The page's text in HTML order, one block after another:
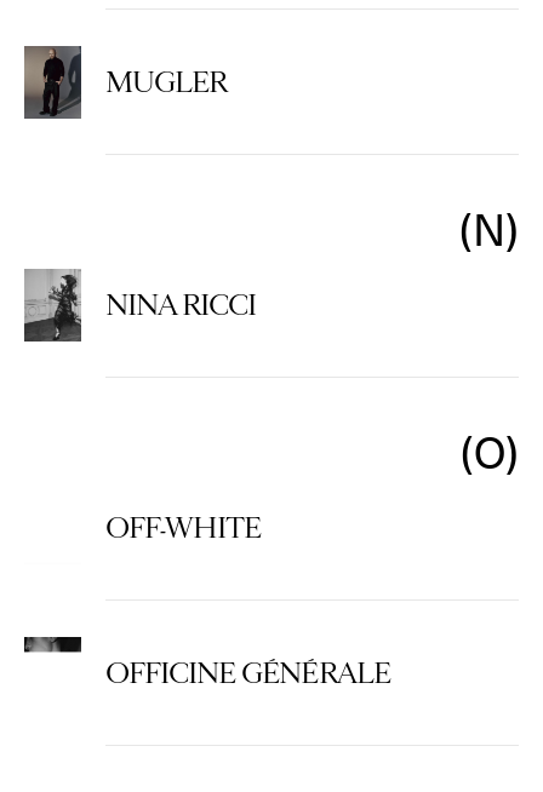
MUGLER
N
NINA RICCI
O
OFF-WHITE
OFFICINE GÉNÉRALE